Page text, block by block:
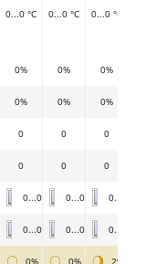
0...0 °C 0...0 °C 0...0 °C
0% 0%
0%
0% 0%
0%
0 0
0
0 0 0
0...0 0...0 0...0
0...0 0...0 0...0
0% 0% 2%